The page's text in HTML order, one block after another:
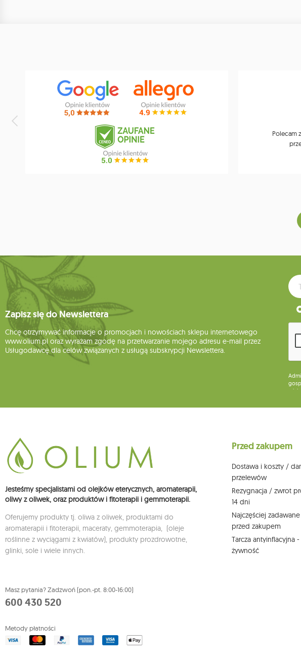
Polecam
Zapisz się do Newslettera
Chcę otrzymywać informacje o promocjach i nowościach sklepu internetowego
www.olium.pl oraz wyrażam zgodę na przetwarzanie mojego adresu e-mail przez
Usługodawcę dla celów związanych z usługą subskrypcji Newslettera.
Jesteśmy specjalistami od olejków eterycznych, aromaterapii,
oliwy z oliwek, oraz produktów i fitoterapii i gemmoterapii.
Oferujemy produkty tj. oliwa z oliwek, produktami do
aromaterapii i fitoterapii, maceraty, gemmoterapia, (oleje
roślinne z wyciągami z kwiatów), produkty prozdrowotne,
glinki, sole i wiele innych.
Masz pytania? Zadzwoń (pon.-pt. 8:00-16:00)
600 430 520
Metody płatności
Przed zakupem
Dostawa i koszty /
przelewów
Rezygnacja / zwrot
14 dni
Najczęściej
przed zakupem
Tarcza antyinflacyjna
żywność